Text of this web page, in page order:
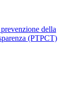
della
(PTPCT)